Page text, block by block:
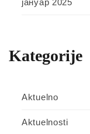
јануар 2025
Kategorije
Aktuelno
Aktuelnosti